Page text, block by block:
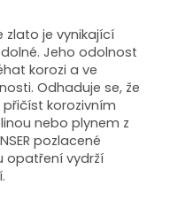
zlato je vynikající
Jeho odolnost
korozi a ve
Odhaduje se, že
přičíst korozivním
nebo plynem z
pozlacené
opatření vydrží